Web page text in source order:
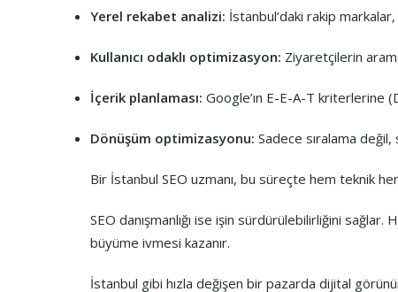
Yerel rekabet analizi: İstanbul’daki rakip
Kullanıcı odaklı optimizasyon: Ziyaretçilerin
İçerik planlaması: Google’ın E-E-A-T kriterlerine
Dönüşüm optimizasyonu: Sadece sıralama
Bir İstanbul SEO uzmanı, bu süreçte hem teknik
SEO danışmanlığı ise işin sürdürülebilirliğini
büyüme ivmesi kazanır.
İstanbul gibi hızla değişen bir pazarda dijital